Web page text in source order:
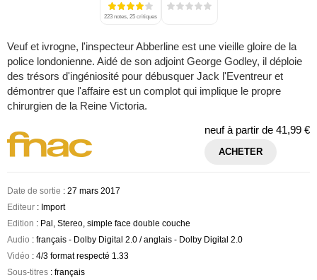
223 notes, 25 critiques
Veuf et ivrogne, l'inspecteur Abberline est une vieille gloire de la
police londonienne. Aidé de son adjoint George Godley, il déploie
des trésors d'ingéniosité pour débusquer Jack l'Eventreur et
démontrer que l'affaire est un complot qui implique le propre
chirurgien de la Reine Victoria.
neuf à partir de 41,99 €
ACHETER
Date de sortie : 27 mars 2017
Editeur : Import
Edition : Pal, Stereo, simple face double couche
Audio : français - Dolby Digital 2.0 / anglais - Dolby Digital 2.0
Vidéo : 4/3 format respecté 1.33
Sous-titres : français